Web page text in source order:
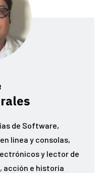
de Software,
linea y consolas,
y lector de
acción e historia